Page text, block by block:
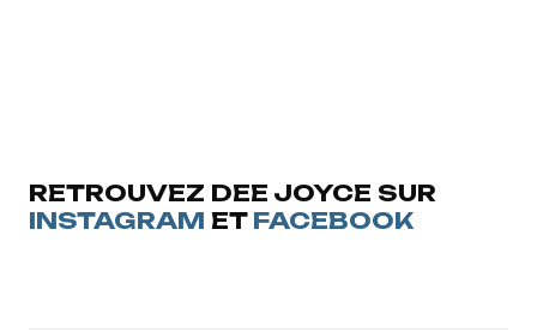
RETROUVEZ DEE JOYCE SUR
INSTAGRAM ET FACEBOOK